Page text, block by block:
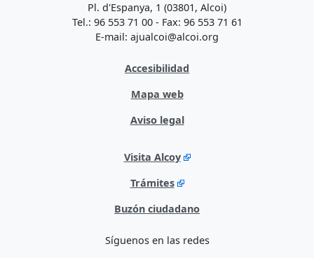
Pl. d'Espanya, 1 (03801, Alcoi)
Tel.: 96 553 71 00 - Fax: 96 553 71 61
E-mail: ajualcoi@alcoi.org
Accesibilidad
Mapa web
Aviso legal
Visita Alcoy
Trámites
Buzón ciudadano
Síguenos en las redes